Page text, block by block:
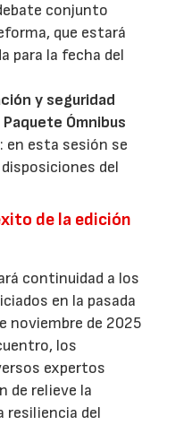
conjunto
que estará
para la fecha del
y seguridad
Ómnibus
: en esta sesión se
del
de la edición
continuidad a los
en la pasada
noviembre de 2025
los
expertos
de relieve la
resiliencia del